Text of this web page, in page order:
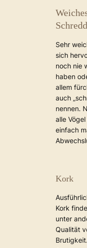
Sehr
sich
noch nie
haben
allem
auch
nennen.
alle
einfach
Kork
Kork
unter
Qualität